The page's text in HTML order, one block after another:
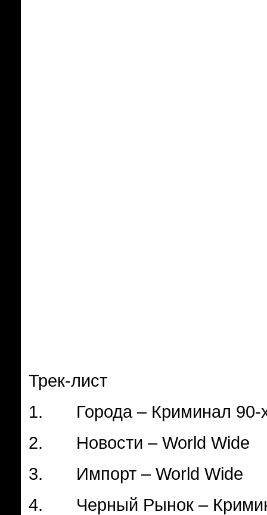
Трек-лист
1. Города – Криминал 90-
2. Новости – World Wide
3. Импорт – World Wide
4. Черный Рынок –